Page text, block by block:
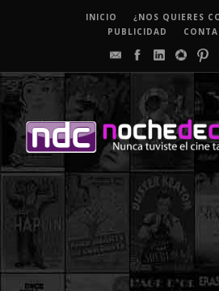
INICIO
¿NOS QUIERES
PUBLICIDAD